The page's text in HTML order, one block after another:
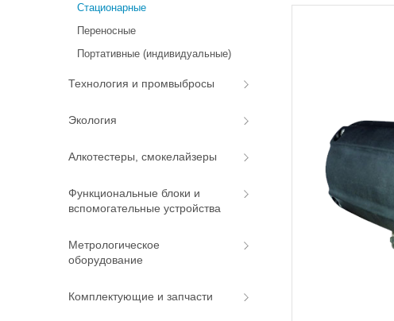
Стационарные
Переносные
Портативные (индивидуальные)
Технология и промвыбросы
Экология
Алкотестеры, смокелайзеры
Функциональные блоки и
вспомогательные устройства
Метрологическое
оборудование
Комплектующие и запчасти